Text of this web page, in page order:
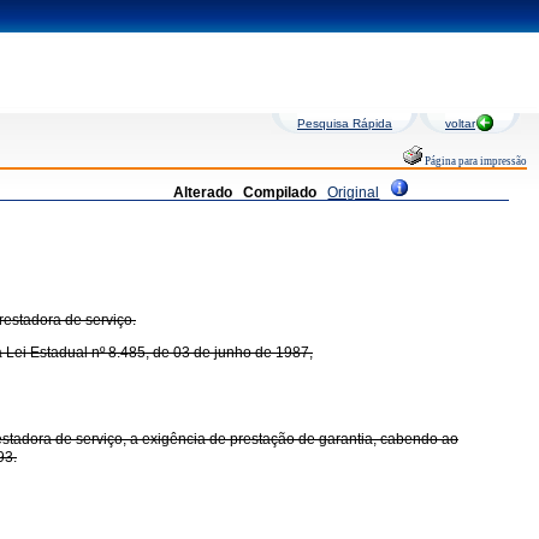
Pesquisa Rápida voltar
Página para impressão
Alterado Compilado Original
de serviço.
Estadual nº 8.485, de 03 de junho de 1987,
de serviço, a exigência de prestação de garantia, cabendo ao